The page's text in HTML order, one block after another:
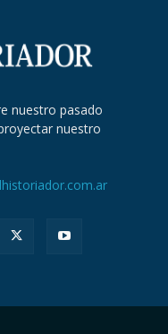
nuestro pasado
nuestro